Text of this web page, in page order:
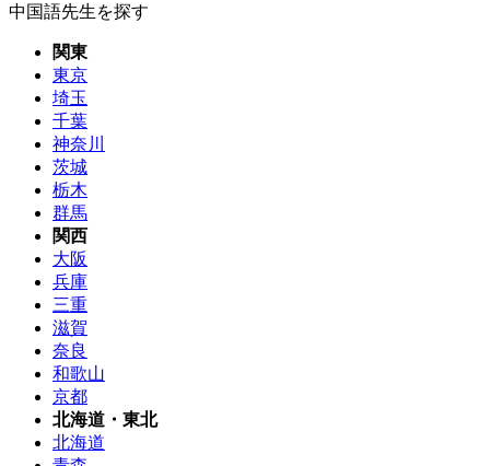
中国語先生を探す
関東
東京
埼玉
千葉
神奈川
茨城
栃木
群馬
関西
大阪
兵庫
三重
滋賀
奈良
和歌山
京都
北海道・東北
北海道